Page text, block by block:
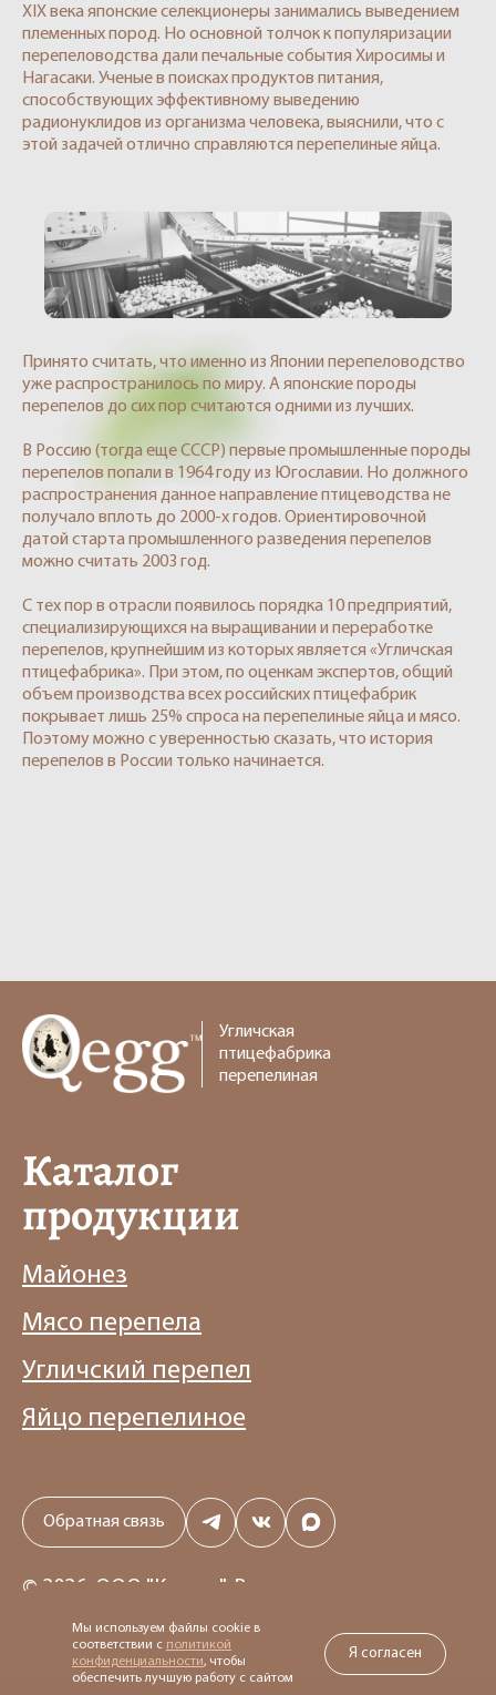
XIX века японские селекционеры занимались выведением
племенных пород. Но основной толчок к популяризации
перепеловодства дали печальные события Хиросимы и
Нагасаки. Ученые в поисках продуктов питания,
способствующих эффективному выведению
радионуклидов из организма человека, выяснили, что с
этой задачей отлично справляются перепелиные яйца.
Принято считать, что именно из Японии перепеловодство
уже распространилось по миру. А японские породы
перепелов до сих пор считаются одними из лучших.
В Россию (тогда еще СССР) первые промышленные породы
перепелов попали в 1964 году из Югославии. Но должного
распространения данное направление птицеводства не
получало вплоть до 2000-х годов. Ориентировочной
датой старта промышленного разведения перепелов
можно считать 2003 год.
С тех пор в отрасли появилось порядка 10 предприятий,
специализирующихся на выращивании и переработке
перепелов, крупнейшим из которых является «Угличская
птицефабрика». При этом, по оценкам экспертов, общий
объем производства всех российских птицефабрик
покрывает лишь 25% спроса на перепелиные яйца и мясо.
Поэтому можно с уверенностью сказать, что история
перепелов в России только начинается.
Мы используем файлы cookie в
соответствии с политикой
конфиденциальности, чтобы
обеспечить лучшую работу с сайтом
Я согласен
Угличская
птицефабрика
перепелиная
Каталог
продукции
Майонез
Мясо перепела
Угличский перепел
Яйцо перепелиное
Обратная связь
© 2026, ООО "Кьюэгг". Все права защищены
Политика конфиденциальности